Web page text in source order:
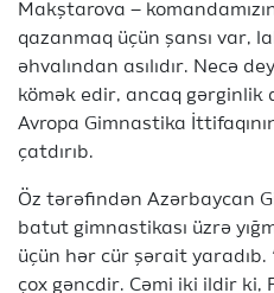
Makştarova –
qazanmaq üçün şansı var,
əhvalından asılıdır. Necə
kömək edir, ancaq gərginlik
Avropa Gimnastika
çatdırıb.
Öz tərəfindən Azərbaycan
batut gimnastikası üzrə
üçün hər cür şərait yaradıb.
çox gəncdir. Cəmi iki ildir ki,